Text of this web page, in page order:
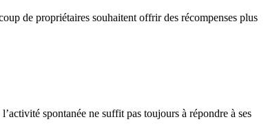
de propriétaires souhaitent offrir des récompenses plus
spontanée ne suffit pas toujours à répondre à ses